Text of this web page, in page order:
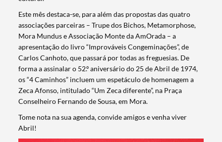
Este mês destaca-se, para além das propostas das quatro
associações parceiras – Trupe dos Bichos, Metamorphose,
Mora Mundus e Associação Monte da AmOrada – a
apresentação do livro “Improváveis Congeminações”, de
Carlos Canhoto, que passará por todas as freguesias. De
forma a assinalar o 52.º aniversário do 25 de Abril de 1974,
os “4 Caminhos” incluem um espetáculo de homenagem a
Zeca Afonso, intitulado “Um Zeca diferente”, na Praça
Conselheiro Fernando de Sousa, em Mora.
Tome nota na sua agenda, convide amigos e venha viver
Abril!